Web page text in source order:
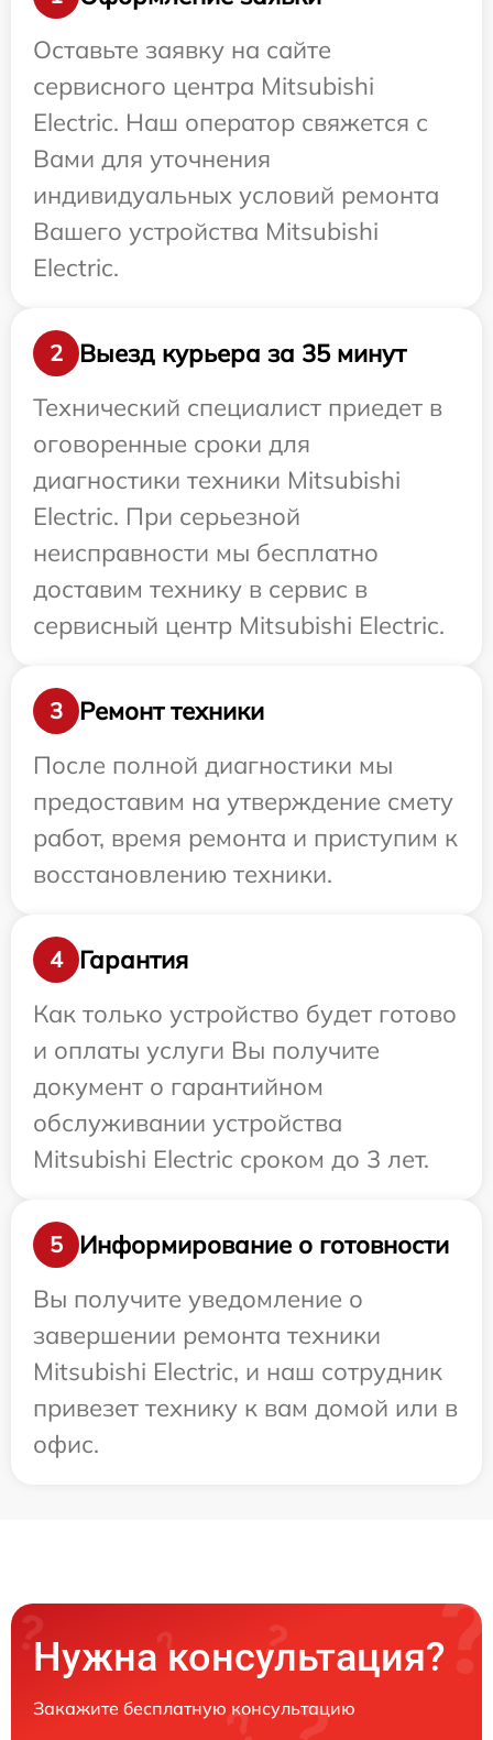
Оставьте заявку на сайте
сервисного центра Mitsubishi
Electric. Наш оператор свяжется с
Вами для уточнения
индивидуальных условий ремонта
Вашего устройства Mitsubishi
Electric.
2
Выезд курьера за 35 минут
Технический специалист приедет в
оговоренные сроки для
диагностики техники Mitsubishi
Electric. При серьезной
неисправности мы бесплатно
доставим технику в сервис в
сервисный центр Mitsubishi Electric.
3
Ремонт техники
После полной диагностики мы
предоставим на утверждение смету
работ, время ремонта и приступим к
восстановлению техники.
4
Гарантия
Как только устройство будет готово
и оплаты услуги Вы получите
документ о гарантийном
обслуживании устройства
Mitsubishi Electric сроком до 3 лет.
5
Информирование о готовности
Вы получите уведомление о
завершении ремонта техники
Mitsubishi Electric, и наш сотрудник
привезет технику к вам домой или в
офис.
Нужна консультация?
Закажите бесплатную консультацию